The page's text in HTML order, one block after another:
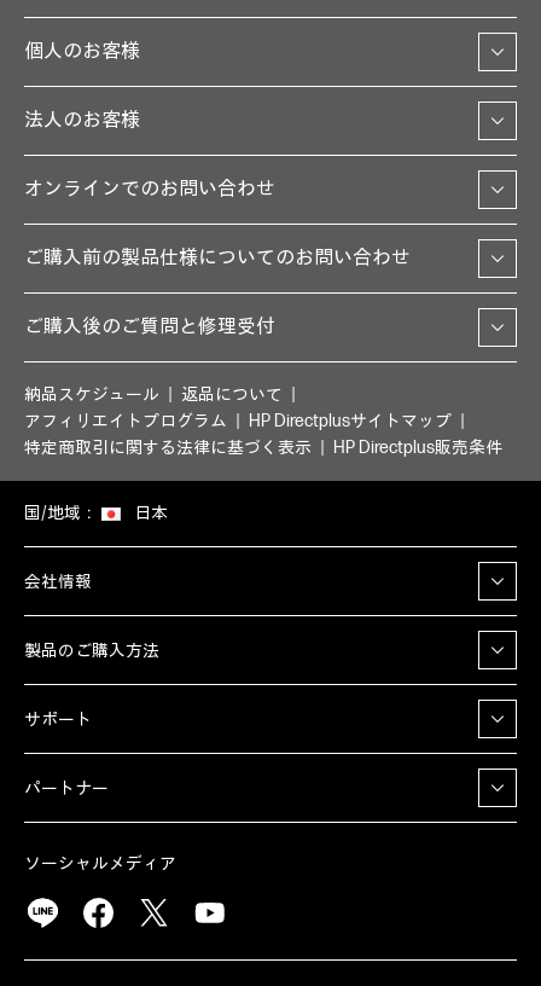
個人のお客様
法人のお客様
オンラインでのお問い合わせ
ご購入前の製品仕様についてのお問い合わせ
ご購入後のご質問と修理受付
納品スケジュール
返品について
アフィリエイトプログラム
HP Directplusサイトマップ
特定商取引に関する法律に基づく表示
HP Directplus販売条件
国/地域： 日本
会社情報
製品のご購入方法
サポート
パートナー
ソーシャルメディア